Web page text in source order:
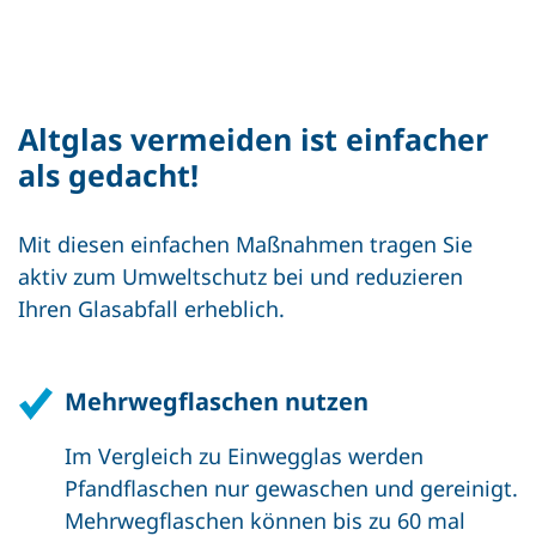
Altglas vermeiden ist einfacher
als gedacht!
Mit diesen einfachen Maßnahmen tragen Sie
aktiv zum Umweltschutz bei und reduzieren
Ihren Glasabfall erheblich.
Mehrwegflaschen nutzen
Im Vergleich zu Einwegglas werden
Pfandflaschen nur gewaschen und gereinigt.
Mehrwegflaschen können bis zu 60 mal